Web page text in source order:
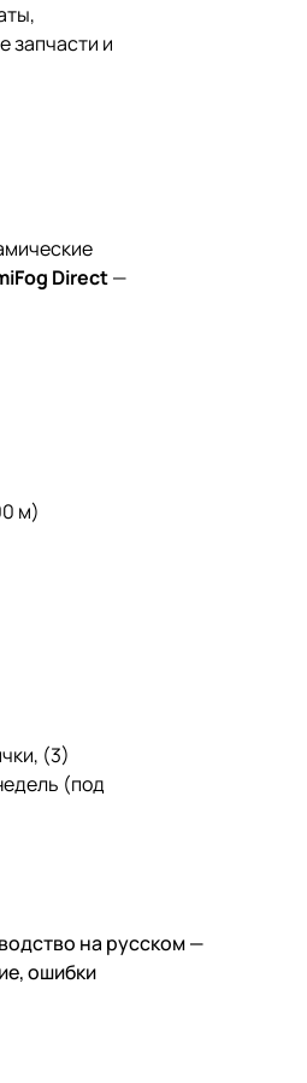
запчасти и
Direct—
м)
(3)
(под
на русском —
ошибки